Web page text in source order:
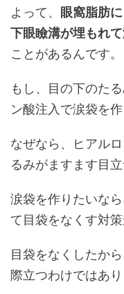
よって、
眼窩脂肪
下眼瞼溝が埋もれ
ことがあるんです。
もし、目の下のた
ン酸注入で涙袋を
なぜなら、ヒアル
るみがますます目
涙袋を作りたいな
て目袋をなくす対策
目袋をなくしたか
際立つわけではあり